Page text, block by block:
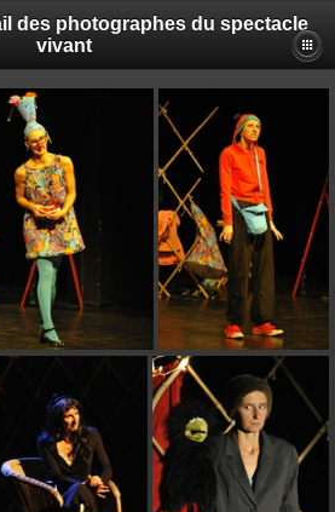
des photographes du spectacle
vivant